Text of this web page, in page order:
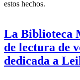
estos hechos.
La Biblioteca
de lectura de
dedicada a